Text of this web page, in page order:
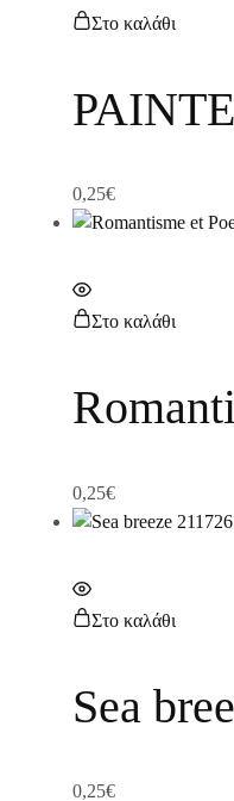
Στο καλάθι
0,25€
Στο καλάθι
0,25€
Στο καλάθι
Sea
0,25€